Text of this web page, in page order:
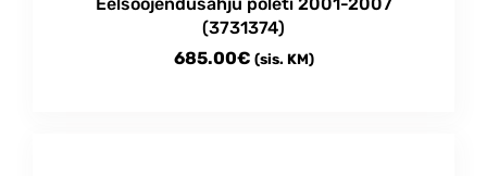
(3731374)
685.00€ (sis. KM)